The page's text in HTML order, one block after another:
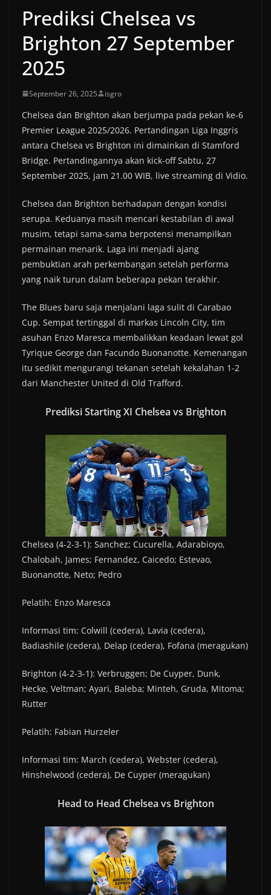
Prediksi Chelsea vs
Brighton 27 September
2025
September 26, 2025 isgro
Chelsea dan Brighton akan berjumpa pada pekan ke-6
Premier League 2025/2026. Pertandingan Liga Inggris
antara Chelsea vs Brighton ini dimainkan di Stamford
Bridge. Pertandingannya akan kick-off Sabtu, 27
September 2025, jam 21.00 WIB, live streaming di Vidio.
Chelsea dan Brighton berhadapan dengan kondisi
serupa. Keduanya masih mencari kestabilan di awal
musim, tetapi sama-sama berpotensi menampilkan
permainan menarik. Laga ini menjadi ajang
pembuktian arah perkembangan setelah performa
yang naik turun dalam beberapa pekan terakhir.
The Blues baru saja menjalani laga sulit di Carabao
Cup. Sempat tertinggal di markas Lincoln City, tim
asuhan Enzo Maresca membalikkan keadaan lewat gol
Tyrique George dan Facundo Buonanotte. Kemenangan
itu sedikit mengurangi tekanan setelah kekalahan 1-2
dari Manchester United di Old Trafford.
Prediksi Starting XI Chelsea vs Brighton
Chelsea (4-2-3-1): Sanchez; Cucurella, Adarabioyo,
Chalobah, James; Fernandez, Caicedo; Estevao,
Buonanotte, Neto; Pedro
Pelatih: Enzo Maresca
Informasi tim: Colwill (cedera), Lavia (cedera),
Badiashile (cedera), Delap (cedera), Fofana (meragukan)
Brighton (4-2-3-1): Verbruggen; De Cuyper, Dunk,
Hecke, Veltman; Ayari, Baleba; Minteh, Gruda, Mitoma;
Rutter
Pelatih: Fabian Hurzeler
Informasi tim: March (cedera), Webster (cedera),
Hinshelwood (cedera), De Cuyper (meragukan)
Head to Head Chelsea vs Brighton